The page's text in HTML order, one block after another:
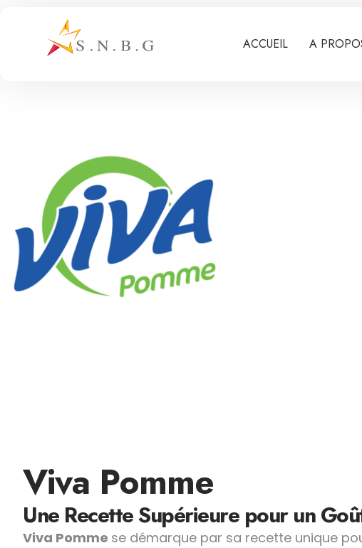
ACCUEIL A
Viva Pomme​
Une Recette Supérieure pour un
Viva Pomme se démarque par sa recette unique